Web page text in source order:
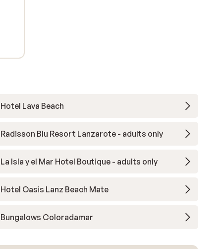
Hotel Lava Beach
Radisson Blu Resort Lanzarote - adults only
La Isla y el Mar Hotel Boutique - adults only
Hotel Oasis Lanz Beach Mate
Bungalows Coloradamar